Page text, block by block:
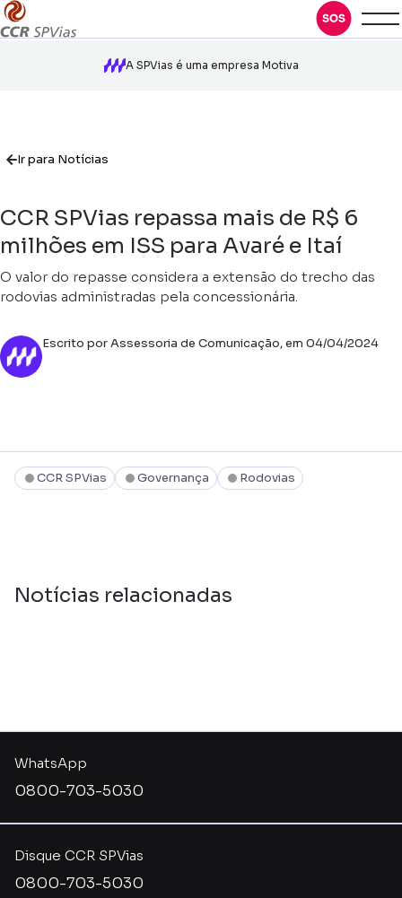
A SPVias é uma empresa Motiva
Ir para Notícias
CCR SPVias repassa mais de R$ 6
milhões em ISS para Avaré e Itaí
O valor do repasse considera a extensão do trecho das
rodovias administradas pela concessionária.
Escrito por Assessoria de Comunicação, em 04/04/2024
CCR SPVias Governança Rodovias
Notícias relacionadas
Disque CCR SPVias
0800-703-5030
WhatsApp
0800-703-5030